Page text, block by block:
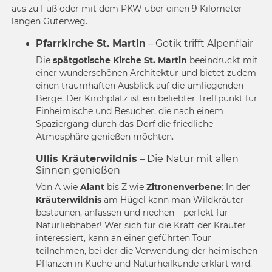
aus zu Fuß oder mit dem PKW über einen 9 Kilometer
langen Güterweg.
Pfarrkirche St. Martin – Gotik trifft Alpenflair
Die spätgotische Kirche St. Martin beeindruckt mit
einer wunderschönen Architektur und bietet zudem
einen traumhaften Ausblick auf die umliegenden
Berge. Der Kirchplatz ist ein beliebter Treffpunkt für
Einheimische und Besucher, die nach einem
Spaziergang durch das Dorf die friedliche
Atmosphäre genießen möchten.
Ullis Kräuterwildnis – Die Natur mit allen
Sinnen genießen
Von A wie Alant bis Z wie Zitronenverbene: In der
Kräuterwildnis am Hügel kann man Wildkräuter
bestaunen, anfassen und riechen – perfekt für
Naturliebhaber! Wer sich für die Kraft der Kräuter
interessiert, kann an einer geführten Tour
teilnehmen, bei der die Verwendung der heimischen
Pflanzen in Küche und Naturheilkunde erklärt wird.